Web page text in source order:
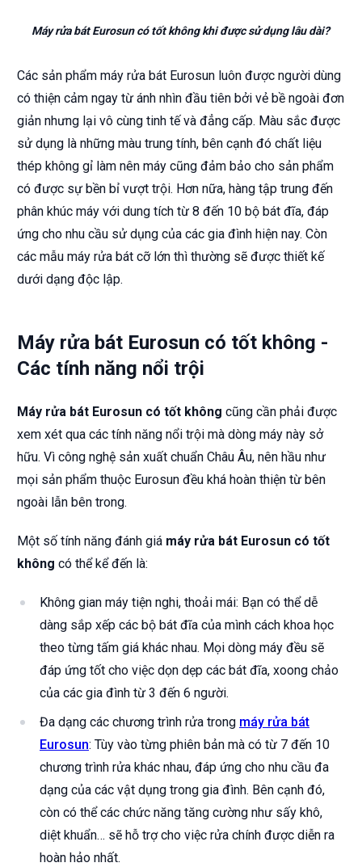
Máy rửa bát Eurosun có tốt không khi được sử dụng lâu dài?
Các sản phẩm máy rửa bát Eurosun luôn được người dùng
có thiện cảm ngay từ ánh nhìn đầu tiên bởi vẻ bề ngoài đơn
giản nhưng lại vô cùng tinh tế và đẳng cấp. Màu sắc được
sử dụng là những màu trung tính, bên cạnh đó chất liệu
thép không gỉ làm nên máy cũng đảm bảo cho sản phẩm
có được sự bền bỉ vượt trội. Hơn nữa, hàng tập trung đến
phân khúc máy với dung tích từ 8 đến 10 bộ bát đĩa, đáp
ứng cho nhu cầu sử dụng của các gia đình hiện nay. Còn
các mẫu máy rửa bát cỡ lớn thì thường sẽ được thiết kế
dưới dạng độc lập.
Máy rửa bát Eurosun có tốt không -
Các tính năng nổi trội
Máy rửa bát Eurosun có tốt không cũng cần phải được
xem xét qua các tính năng nổi trội mà dòng máy này sở
hữu. Vì công nghệ sản xuất chuẩn Châu Âu, nên hầu như
mọi sản phẩm thuộc Eurosun đều khá hoàn thiện từ bên
ngoài lẫn bên trong.
Một số tính năng đánh giá máy rửa bát Eurosun có tốt
không có thể kể đến là:
Không gian máy tiện nghi, thoải mái: Bạn có thể dễ
dàng sắp xếp các bộ bát đĩa của mình cách khoa học
theo từng tấm giá khác nhau. Mọi dòng máy đều sẽ
đáp ứng tốt cho việc dọn dẹp các bát đĩa, xoong chảo
của các gia đình từ 3 đến 6 người.
Đa dạng các chương trình rửa trong máy rửa bát
Eurosun: Tùy vào từng phiên bản mà có từ 7 đến 10
chương trình rửa khác nhau, đáp ứng cho nhu cầu đa
dạng của các vật dụng trong gia đình. Bên cạnh đó,
còn có thể các chức năng tăng cường như sấy khô,
diệt khuẩn… sẽ hỗ trợ cho việc rửa chính được diễn ra
hoàn hảo nhất.